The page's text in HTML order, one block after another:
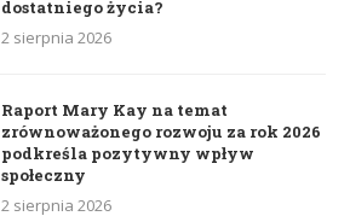
dostatniego życia?
2 sierpnia 2026
Raport Mary Kay na temat
zrównoważonego rozwoju za rok 2026
podkreśla pozytywny wpływ
społeczny
2 sierpnia 2026